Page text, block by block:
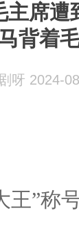
主席遭
背着
呀 2024-
王”称